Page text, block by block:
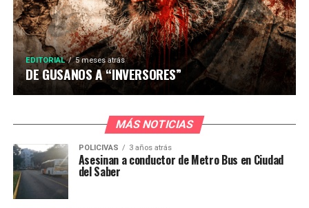
EDITORIAL 5 meses atrás
DE GUSANOS A “INVERSORES”
MÁS NOTICIAS
POLICIVAS 3 años atrás
Asesinan a conductor de Metro Bus en Ciudad
del Saber